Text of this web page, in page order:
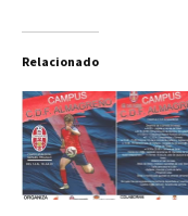
Relacionado